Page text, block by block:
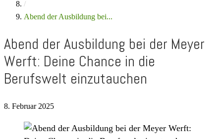
/
Abend der Ausbildung bei...
Abend der Ausbildung bei der Meyer
Werft: Deine Chance in die
Berufswelt einzutauchen
8. Februar 2025